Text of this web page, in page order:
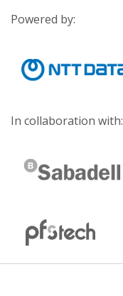
Powered by:
In collaboration with: